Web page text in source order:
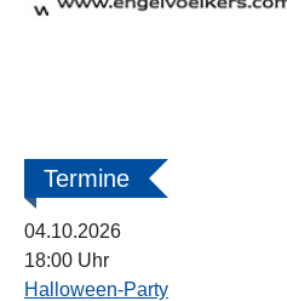
18:00 Uhr
Halloween-Party
Kooperationspartner